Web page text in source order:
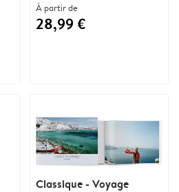
À partir de
28,99 €
Classique - Voyage